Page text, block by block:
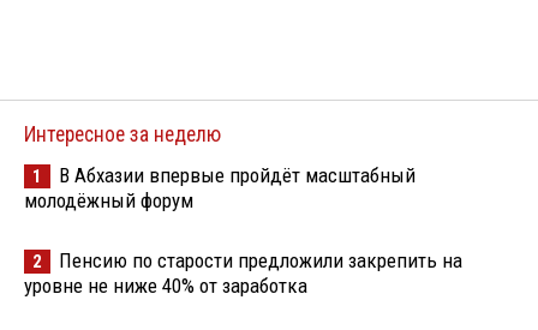
Интересное за неделю
1
В Абхазии впервые пройдёт масштабный
молодёжный форум
2
Пенсию по старости предложили закрепить на
уровне не ниже 40% от заработка